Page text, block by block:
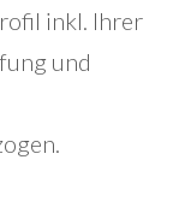
inkl. Ihrer
und